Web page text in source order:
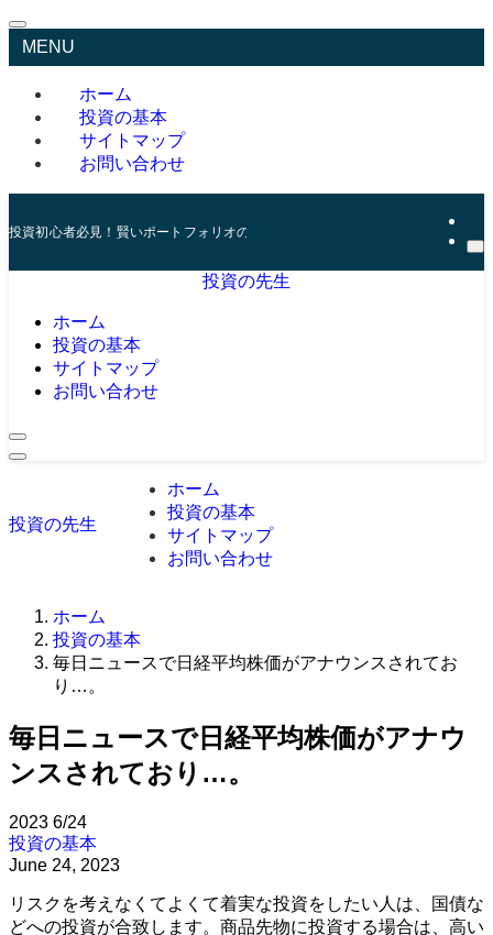
MENU
ホーム
投資の基本
サイトマップ
お問い合わせ
投資初心者必見！賢いポートフォリオの組み方とリスク管理の秘訣
投資の先生
ホーム
投資の基本
サイトマップ
お問い合わせ
投資の先生
ホーム
投資の基本
サイトマップ
お問い合わせ
ホーム
投資の基本
毎日ニュースで日経平均株価がアナウンスされてお
り…。
毎日ニュースで日経平均株価がアナウ
ンスされており…。
2023 6/24
投資の基本
June 24, 2023
リスクを考えなくてよくて着実な投資をしたい人は、国債な
どへの投資が合致します。商品先物に投資する場合は、高い